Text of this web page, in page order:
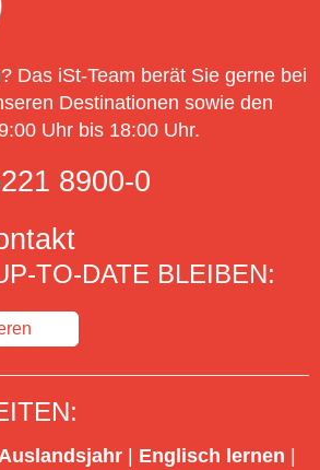
Das iSt-Team berät Sie gerne bei
Destinationen sowie den
Uhr bis 18:00 Uhr.
8900-0
TO-DATE BLEIBEN:
Auslandsjahr | Englisch lernen |